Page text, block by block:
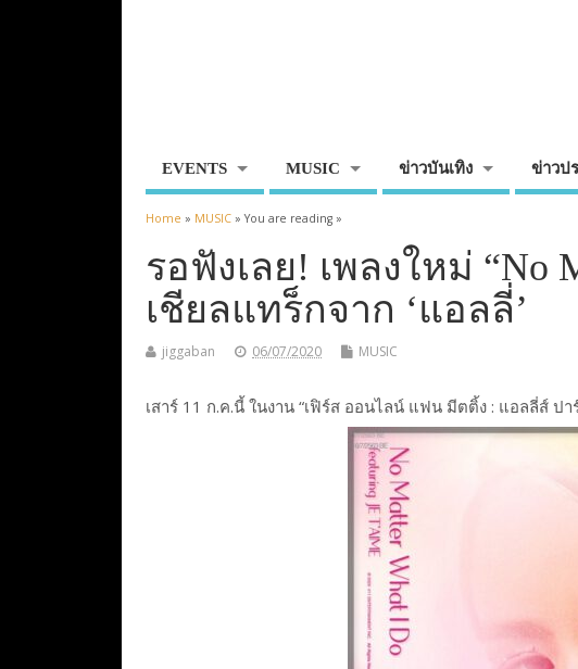
EVENTS MUSIC ข่าวบันเทิง ข่าวป
Home » MUSIC » You are reading »
รอฟังเลย! เพลงใหม่ “No
เชียลแทร็กจาก ‘แอลลี่’
jiggaban 06/07/2020 MUSIC
เสาร์ 11 ก.ค.นี้ ในงาน “เฟิร์ส ออนไลน์ แฟน มีตติ้ง : แอลลี่ส์ ปา